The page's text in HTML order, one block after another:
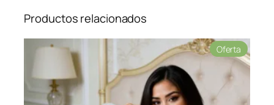
Productos relacionados
Oferta
en
oferta